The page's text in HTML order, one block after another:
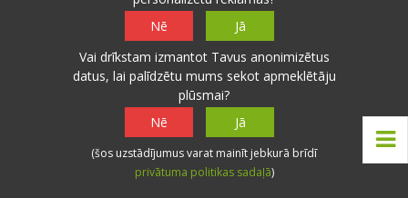
Iesniegt novērojumus
15:20
+21.0°
R 3.1 m/s
Rīga
Rīga (lidosta)
Nē
Jā
Vai drīkstam izmantot Tavus anonimizētus
datus, lai palīdzētu mums sekot apmeklētāju
plūsmai?
Nē
Jā
(šos uzstādījumus varat mainīt jebkurā brīdī
privātuma politikas sadaļā)